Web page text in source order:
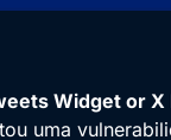
Widget or X
uma